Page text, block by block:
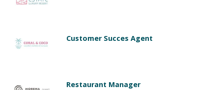
Customer Succes Agent
Restaurant Manager